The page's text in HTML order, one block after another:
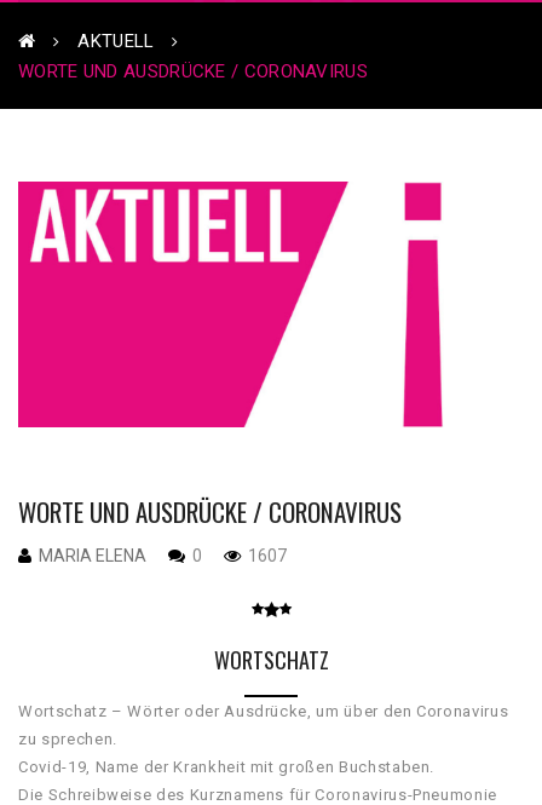
AKTUELL
WORTE UND AUSDRÜCKE / CORONAVIRUS
WORTE UND AUSDRÜCKE / CORONAVIRUS
MARIA ELENA 0 1607
WORTSCHATZ
Wortschatz – Wörter oder Ausdrücke, um über den Coronavirus
zu sprechen.
Covid-19, Name der Krankheit mit großen Buchstaben.
Die Schreibweise des Kurznamens für Coronavirus-Pneumonie